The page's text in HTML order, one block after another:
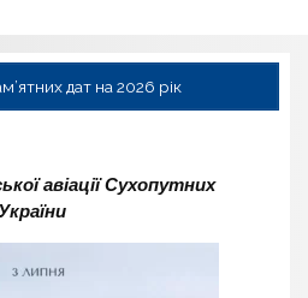
дат на 2026 рік
авіації Сухопутних